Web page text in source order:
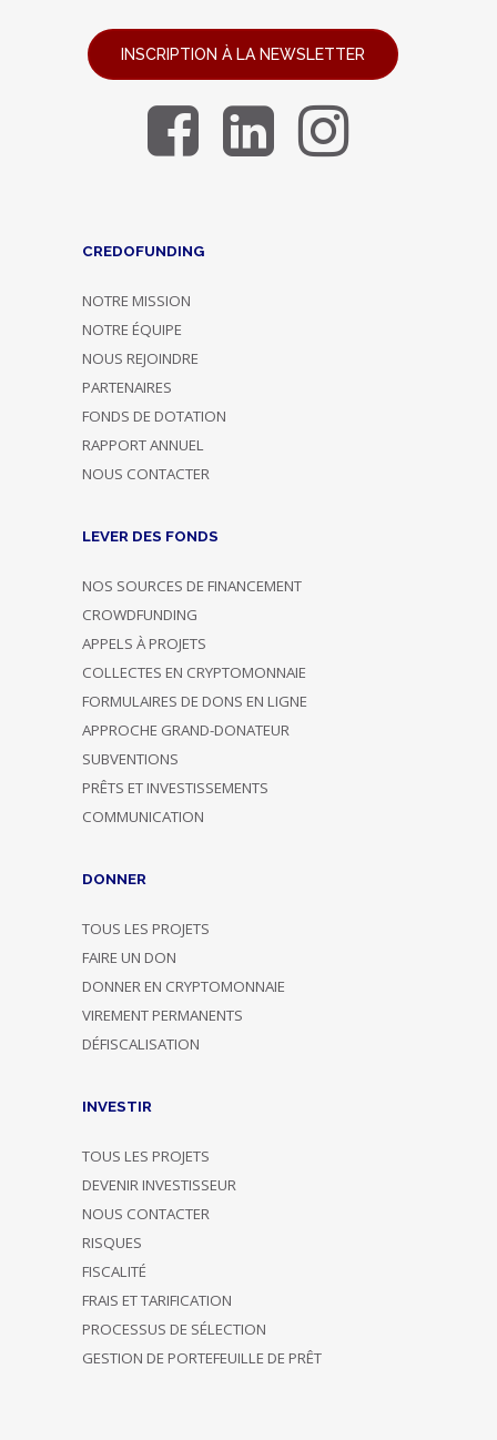
INSCRIPTION À LA NEWSLETTER
CREDOFUNDING
NOTRE MISSION
NOTRE ÉQUIPE
NOUS REJOINDRE
PARTENAIRES
FONDS DE DOTATION
RAPPORT ANNUEL
NOUS CONTACTER
LEVER DES FONDS
NOS SOURCES DE FINANCEMENT
CROWDFUNDING
APPELS À PROJETS
COLLECTES EN CRYPTOMONNAIE
FORMULAIRES DE DONS EN LIGNE
APPROCHE GRAND-DONATEUR
SUBVENTIONS
PRÊTS ET INVESTISSEMENTS
COMMUNICATION
DONNER
TOUS LES PROJETS
FAIRE UN DON
DONNER EN CRYPTOMONNAIE
VIREMENT PERMANENTS
DÉFISCALISATION
INVESTIR
TOUS LES PROJETS
DEVENIR INVESTISSEUR
NOUS CONTACTER
RISQUES
FISCALITÉ
FRAIS ET TARIFICATION
PROCESSUS DE SÉLECTION
GESTION DE PORTEFEUILLE DE PRÊT